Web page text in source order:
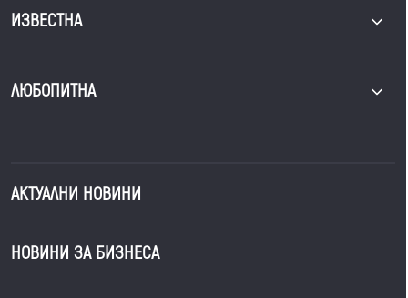
ИЗВЕСТНА
ЛЮБОПИТНА
АКТУАЛНИ НОВИНИ
НОВИНИ ЗА БИЗНЕСА